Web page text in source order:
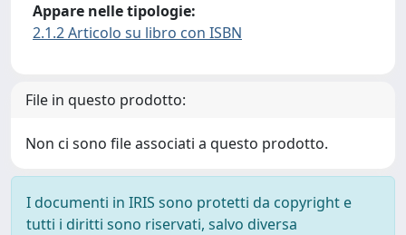
Appare nelle tipologie:
2.1.2 Articolo su libro con ISBN
File in questo prodotto:
Non ci sono file associati a questo prodotto.
I documenti in IRIS sono protetti da copyright e
tutti i diritti sono riservati, salvo diversa